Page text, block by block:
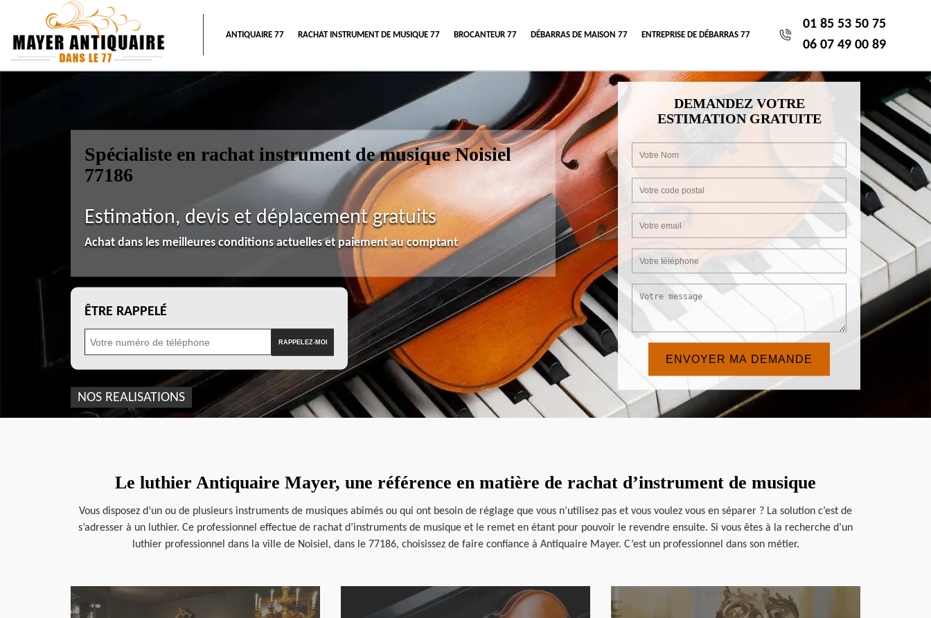
ANTIQUAIRE 77 RACHAT INSTRUMENT DE MUSIQUE 77 BROCANTEUR 77 DÉBARRAS DE MAISON 77 ENTREPRISE DE DÉBARRAS 77
01 85 53 50 75
06 07 49 00 89
Spécialiste en rachat instrument de musique Noisiel
77186
Estimation, devis et déplacement gratuits
Achat dans les meilleures conditions actuelles et paiement au comptant
ÊTRE RAPPELÉ
NOS REALISATIONS
DEMANDEZ VOTRE
ESTIMATION GRATUITE
Le luthier Antiquaire Mayer, une référence en matière de rachat d’instrument de musique
Vous disposez d’un ou de plusieurs instruments de musiques abîmés ou qui ont besoin de réglage que vous n’utilisez pas et vous voulez vous en séparer ? La solution c’est de
s’adresser à un luthier. Ce professionnel effectue de rachat d’instruments de musique et le remet en étant pour pouvoir le revendre ensuite. Si vous êtes à la recherche d’un
luthier professionnel dans la ville de Noisiel, dans le 77186, choisissez de faire confiance à Antiquaire Mayer. C’est un professionnel dans son métier.
en savoir plus en savoir plus